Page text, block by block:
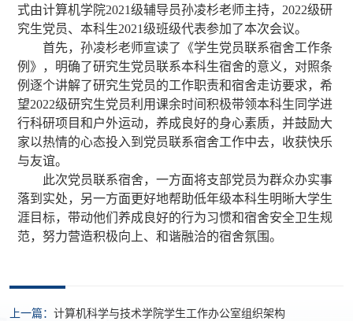
式由计算机学院2021级辅导员孙凌杉老师主持， 2022级研
究生党员、本科生2021级班级代表参加了本次会议。
首先，孙凌杉老师宣读了《学生党员联系宿舍工作条
例》，明确了研究生党员联系本科生宿舍的意义，对照条
例逐个讲解了研究生党员的工作职责和宿舍走访要求，希
望2022级研究生党员利用课余时间积极带领本科生同学进
行科研项目和户外运动，养成良好的身心素质，并鼓励大
家以热情的心态投入到党员联系宿舍工作中去，收获快乐
与友谊。
此次党员联系宿舍，一方面将支部党员为群众办实事
落到实处，另一方面更好地帮助低年级本科生明晰大学生
涯目标，带动他们养成良好的行为习惯和宿舍安全卫生规
范，努力营造积极向上、和谐融洽的宿舍氛围。
上一篇： 计算机科学与技术学院学生工作办公室组织架构